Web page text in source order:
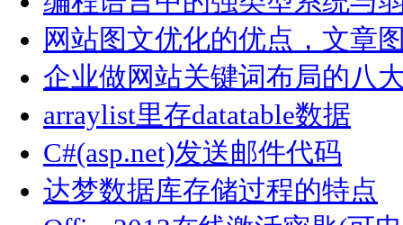
网站图文优化的优点，文章
企业做网站关键词布局的八
arraylist里存datatable数据
C#(asp.net)发送邮件代码
达梦数据库存储过程的特点